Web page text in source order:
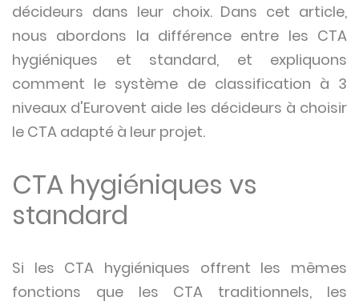
décideurs dans leur choix. Dans cet article,
nous abordons la différence entre les CTA
hygiéniques et standard, et expliquons
comment le système de classification à 3
niveaux d'Eurovent aide les décideurs à choisir
le CTA adapté à leur projet.
CTA hygiéniques vs
standard
Si les CTA hygiéniques offrent les mêmes
fonctions que les CTA traditionnels, les